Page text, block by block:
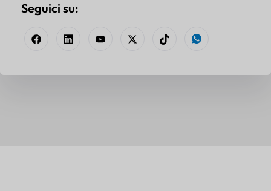
Seguici su: